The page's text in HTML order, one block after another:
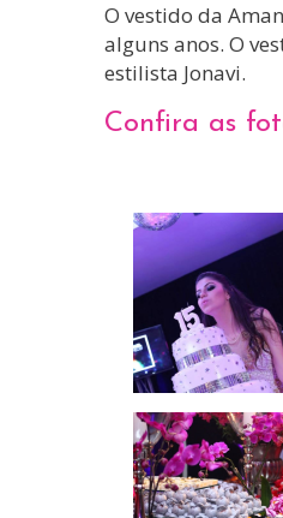
O vestido da
alguns anos. O
estilista Jonavi.
Confira as